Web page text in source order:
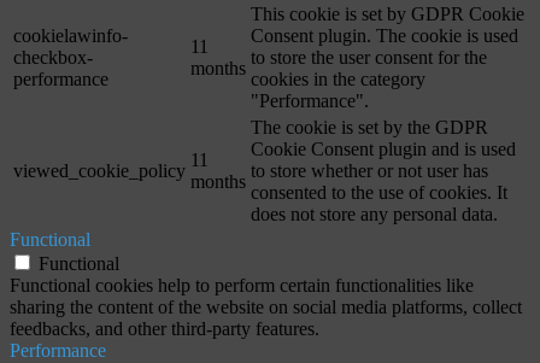
cookielawinfo-
checkbox-
performance
11
months
This cookie is set by GDPR Cookie
Consent plugin. The cookie is used
to store the user consent for the
cookies in the category
"Performance".
viewed_cookie_policy
11
months
The cookie is set by the GDPR
Cookie Consent plugin and is used
to store whether or not user has
consented to the use of cookies. It
does not store any personal data.
Functional
Functional
Functional cookies help to perform certain functionalities like
sharing the content of the website on social media platforms, collect
feedbacks, and other third-party features.
Performance